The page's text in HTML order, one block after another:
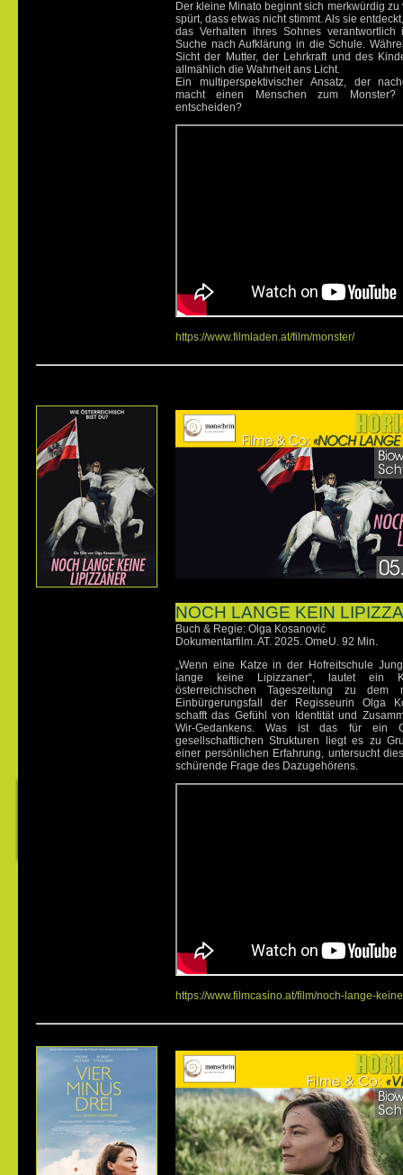
Der kleine Minato beginnt sich merkwürdig
spürt, dass etwas nicht stimmt. Als sie
das Verhalten ihres Sohnes
Suche nach Aufklärung in die Schule.
Sicht der Mutter, der Lehrkraft und des
allmählich die Wahrheit ans Licht.
Ein multiperspektivischer Ansatz, der
macht einen Menschen zum
entscheiden?
https://www.filmladen.at/film/monster/
NOCH LANGE KEIN
Buch & Regie: Olga Kosanović
Dokumentarfilm. AT. 2025. OmeU. 92 Min.
„Wenn eine Katze in der Hofreitschule
lange keine Lipizzaner“, lautet ein
österreichischen Tageszeitung zu dem
Einbürgerungsfall der Regisseurin Olga
schafft das Gefühl von Identität und
Wir-Gedankens. Was ist das für ein
gesellschaftlichen Strukturen liegt es zu
einer persönlichen Erfahrung, untersucht
schürende Frage des Dazugehörens.
https://www.filmcasino.at/film/noch-lange-